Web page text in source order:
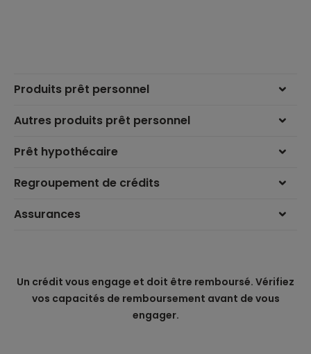
Produits prêt personnel
Autres produits prêt personnel
Prêt hypothécaire
Regroupement de crédits
Assurances
Un crédit vous engage et doit être remboursé. Vérifiez
vos capacités de remboursement avant de vous
engager.